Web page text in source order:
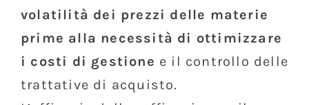
volatilità dei prezzi delle materie
prime alla necessità di ottimizzare
i costi di gestione e il controllo delle
trattative di acquisto.